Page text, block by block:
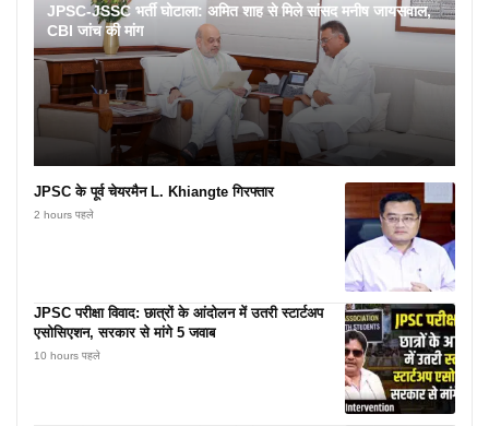
JPSC-JSSC भर्ती घोटाला: अमित शाह से मिले सांसद मनीष जायसवाल,
CBI जांच की मांग
JPSC के पूर्व चेयरमैन L. Khiangte गिरफ्तार
2 hours पहले
JPSC परीक्षा विवाद: छात्रों के आंदोलन में उतरी स्टार्टअप
एसोसिएशन, सरकार से मांगे 5 जवाब
10 hours पहले